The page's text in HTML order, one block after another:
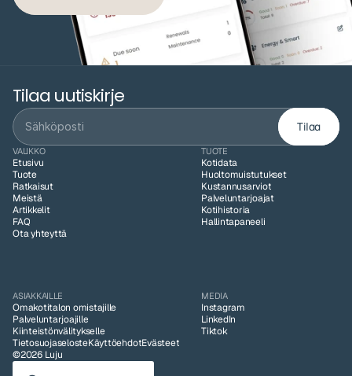
VALIKKO
Etusivu
Tuote
Ratkaisut
Meistä
Artikkelit
FAQ
Ota yhteyttä
TUOTE
Kotidata
Huoltomuistutukset
Kustannusarviot
Palveluntarjoajat
Kotihistoria
Hallintapaneeli
ASIAKKAILLE
Omakotitalon omistajille
Palveluntarjoajille
Kiinteistönvälitykselle
MEDIA
Instagram
LinkedIn
Tiktok
Tilaa uutiskirje
Tilaa
TietosuojaselosteKäyttöehdotEvästeet
©2026 Luju
Select Language